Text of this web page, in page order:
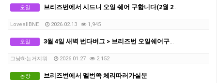
오일 브리즈번에서 시드니 오일 쉐어 구합니다(2월 25-26일 출발)
LoveallBNE 2026.02.13 1,945
오일 3월 4일 새벽 번다버그 > 브리즈번 오일쉐어구해요
그냥하는거지뭐 2026.01.27 2,152
농장 브리즈번에서 멜번쪽 체리따러가실분